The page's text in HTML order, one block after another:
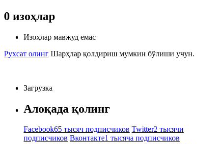
0 изоҳлар
Изоҳлар мавжуд емас
Рухсат олинг Шарҳлар қолдириш мумкин бўлиши учун.
Загрузка
Алоқада қолинг
Facebook65 тысяч подписчиков Twitter2 тысячи
подписчиков Вконтакте1 тысяча подписчиков